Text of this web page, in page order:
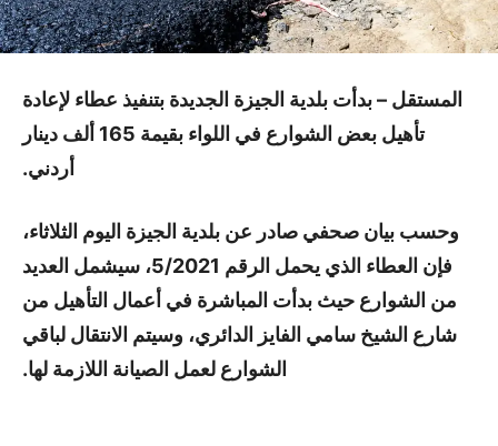
المستقل – بدأت بلدية الجيزة الجديدة بتنفيذ عطاء لإعادة
تأهيل بعض الشوارع في اللواء بقيمة 165 ألف دينار
أردني.
وحسب بيان صحفي صادر عن بلدية الجيزة اليوم الثلاثاء،
فإن العطاء الذي يحمل الرقم 5/2021، سيشمل العديد
من الشوارع حيث بدأت المباشرة في أعمال التأهيل من
شارع الشيخ سامي الفايز الدائري، وسيتم الانتقال لباقي
الشوارع لعمل الصيانة اللازمة لها.